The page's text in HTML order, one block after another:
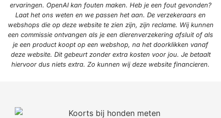
ervaringen. OpenAI kan fouten maken. Heb je een fout gevonden?
Laat het ons weten en we passen het aan. De verzekeraars en
webshops die op deze website te zien zijn, zijn reclame. Wij kunnen
een commissie ontvangen als je een dierenverzekering afsluit of als
je een product koopt op een webshop, na het doorklikken vanaf
deze website. Dit gebeurt zonder extra kosten voor jou. Je betaalt
hiervoor dus niets extra. Zo kunnen wij deze website financieren.